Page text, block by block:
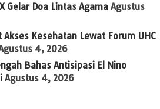
Gelar Doa Lintas Agama Agustus
Kesehatan Lewat Forum UHC
4, 2026
Bahas Antisipasi El Nino
Agustus 4, 2026